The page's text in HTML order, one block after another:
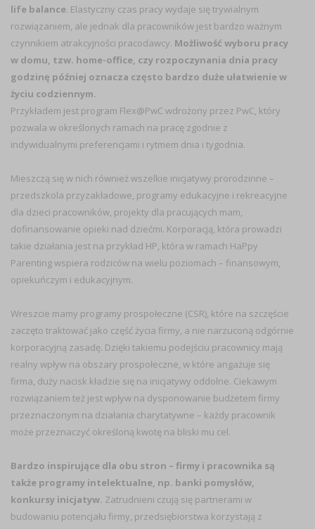
life balance. Elastyczny czas pracy wydaje się trywialnym
rozwiązaniem, ale jednak dla pracowników jest bardzo ważnym
czynnikiem atrakcyjności pracodawcy. Możliwość wyboru pracy
w domu, tzw. home-office, czy rozpoczynania dnia pracy
godzinę później oznacza często bardzo duże ułatwienie w
życiu codziennym.
Przykładem jest program Flex@PwC wdrożony przez PwC, który
pozwala w określonych ramach na pracę zgodnie z
indywidualnymi preferencjami i rytmem dnia i tygodnia.
Mieszczą się w nich również wszelkie inicjatywy prorodzinne –
przedszkola przyzakładowe, programy edukacyjne i rekreacyjne
dla dzieci pracowników, projekty dla pracujących mam,
dofinansowanie opieki nad dziećmi. Korporacją, która prowadzi
takie działania jest na przykład HP, która w ramach HaPpy
Parenting wspiera rodziców na wielu poziomach – finansowym,
opiekuńczym i edukacyjnym.
Wreszcie mamy programy prospołeczne (CSR), które na szczęście
zaczęto traktować jako część życia firmy, a nie narzuconą odgórnie
korporacyjną zasadę. Dzięki takiemu podejściu pracownicy mają
realny wpływ na obszary prospołeczne, w które angażuje się
firma, duży nacisk kładzie się na inicjatywy oddolne. Ciekawym
rozwiązaniem też jest wpływ na dysponowanie budżetem firmy
przeznaczonym na działania charytatywne – każdy pracownik
może przeznaczyć określoną kwotę na bliski mu cel.
Bardzo inspirujące dla obu stron – firmy i pracownika są
także programy intelektualne, np. banki pomysłów,
konkursy inicjatyw. Zatrudnieni czują się partnerami w
budowaniu potencjału firmy, przedsiębiorstwa korzystają z